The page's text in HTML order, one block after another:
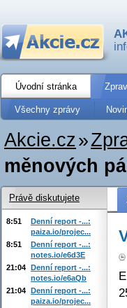
Úvodní stránka
Všechny zprávy
Akcie.cz»
měnových
Právě diskutujete
8:51
Denní report -...:
paiza.io/projec...
8:51
Denní report -...:
notes.io/e6d3E
21:04 Denní report -...:
notes.io/e6aQb
21:04 Denní report -...:
paiza.io/projec...